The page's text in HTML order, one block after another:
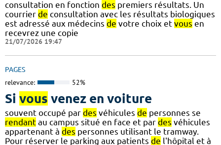
consultation en fonction des premiers résultats. Un
courrier de consultation avec les résultats biologiques
est adressé aux médecins de votre choix et vous en
recevrez une copie
21/07/2026 19:47
PAGES
relevance: 52%
Si vous venez en voiture
souvent occupé par des véhicules de personnes se
rendant au campus situé en face et par des véhicules
appartenant à des personnes utilisant le tramway.
Pour réserver le parking aux patients de l'hôpital et à